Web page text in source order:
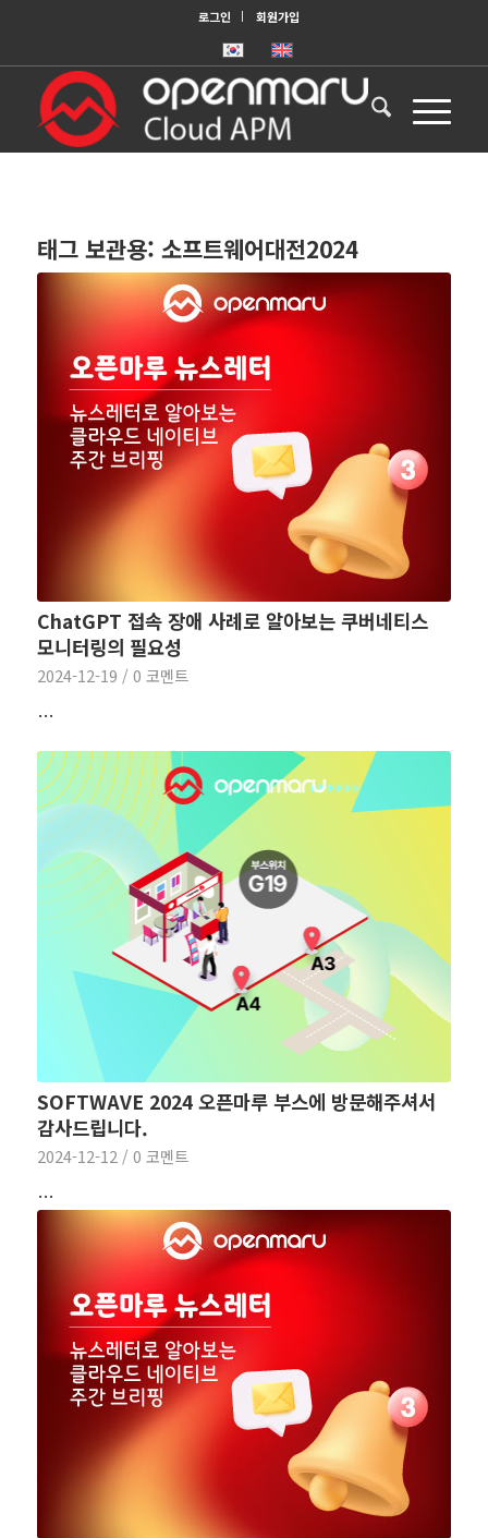
로그인 회원가입
태그 보관용: 소프트웨어대전2024
ChatGPT 접속 장애 사례로 알아보는 쿠버네티스
모니터링의 필요성
2024-12-19 / 0 코멘트
…
SOFTWAVE 2024 오픈마루 부스에 방문해주셔서
감사드립니다.
2024-12-12 / 0 코멘트
…